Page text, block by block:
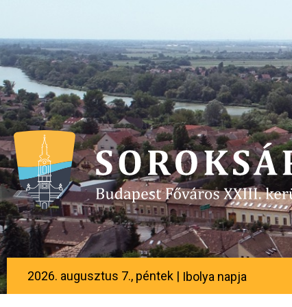
2026. augusztus 7., péntek | Ibolya napja